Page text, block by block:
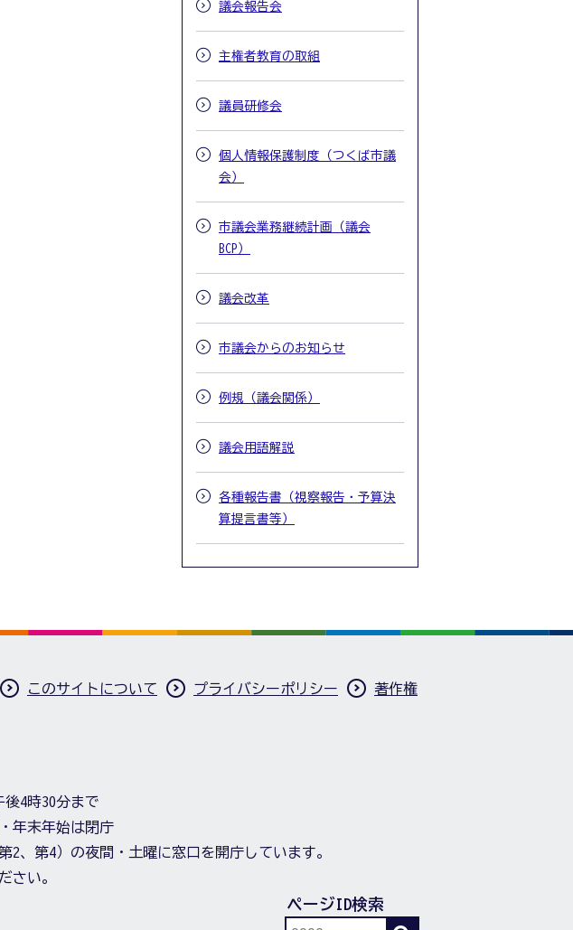
議会報告会
主権者教育の取組
議員研修会
個人情報保護制度（つくば市議
会）
市議会業務継続計画（議会
BCP）
議会改革
市議会からのお知らせ
例規（議会関係）
議会用語解説
各種報告書（視察報告・予算決
算提言書等）
このサイトについて プライバシーポリシー 著作権
4時30分まで
年末年始は閉庁
2、第4）の夜間・土曜に窓口を開庁しています。
さい。
ページID検索